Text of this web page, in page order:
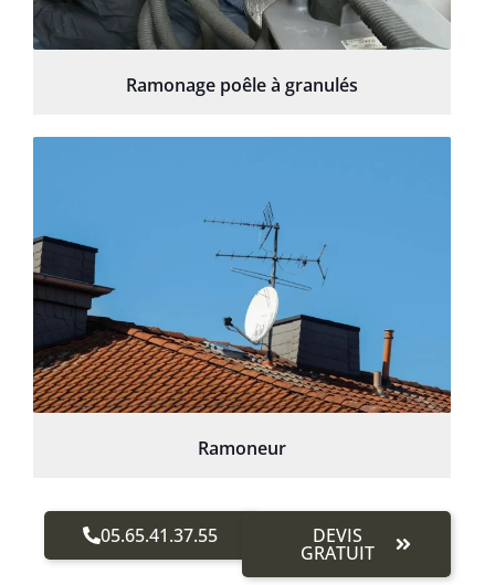
Ramonage poêle à granulés
Ramoneur
05.65.41.37.55 DEVIS
GRATUIT